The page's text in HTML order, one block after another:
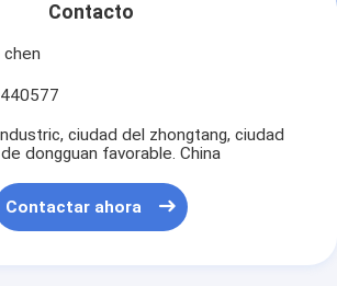
Contacto
chen
ciudad del zhongtang, ciudad
dongguan favorable. China
Contactar ahora